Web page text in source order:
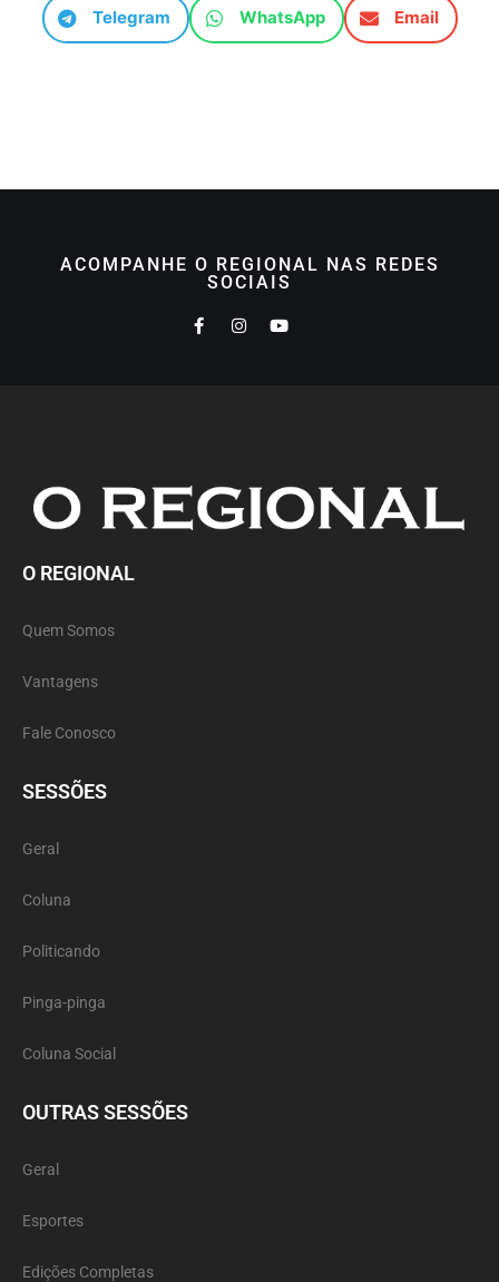
Telegram WhatsApp Email
ACOMPANHE O REGIONAL NAS REDES
SOCIAIS
O REGIONAL
Quem Somos
Vantagens
Fale Conosco
SESSÕES
Geral
Coluna
Politicando
Pinga-pinga
Coluna Social
OUTRAS SESSÕES
Geral
Esportes
Edições Completas